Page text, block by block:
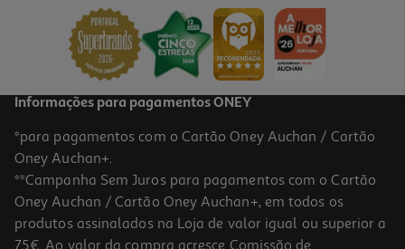
14,99 €
Informações para pagamentos ONEY
*para pagamentos com o Cartão Oney Auchan / Cartão
Oney Auchan+.
**Campanha Sem Juros para pagamentos com o Cartão
Oney Auchan / Cartão Oney Auchan+, em todos os
produtos assinalados na Loja de valor igual ou superior a